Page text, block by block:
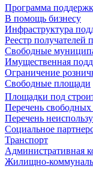
Программа
В помощь бизнесу
Инфраструктура
Реестр получателей
Свободные
Имущественная
Ограничение
Свободные площади
Площадки под
Перечень
Перечень
Социальное
Транспорт
Административная
Жилищно-